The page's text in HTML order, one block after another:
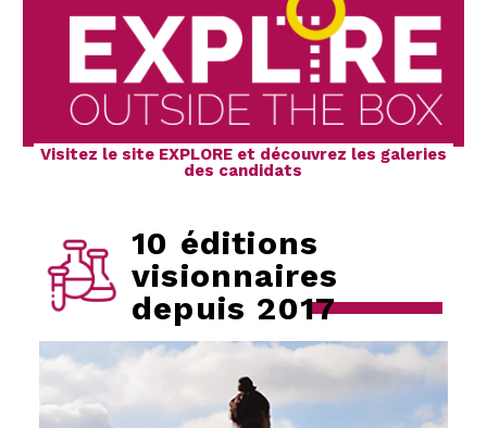
Visitez le site EXPLORE et découvrez les galeries
des candidats
10 éditions
visionnaires
depuis 2017